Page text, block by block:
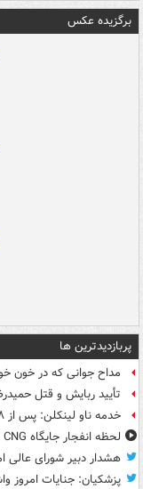
برگزیده عکس
پربازدیدترین ها
مداح جوانی که در خون
تأیید ربایش و قتل
خدمه ناو لینکلن: پس از ۸ ماه حضور در دریا خسته و درمانده‌ شدیم
لحظه انفجار جایگاه CNG "صحنه" در دوربین مداربسته
هشدار دبیر شورای عالی
پزشکیان: جنایات امروز